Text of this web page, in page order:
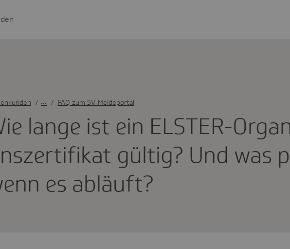
lange ist ein ELSTER-
gültig? Und was
es abläuft?
/ FAQ zum SV-Meldeportal